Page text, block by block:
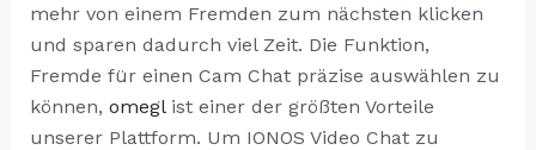
mehr von einem Fremden zum nächsten klicken
und sparen dadurch viel Zeit. Die Funktion,
Fremde für einen Cam Chat präzise auswählen zu
können, omeglist einer der größten Vorteile
unserer Plattform. Um IONOS Video Chat zu